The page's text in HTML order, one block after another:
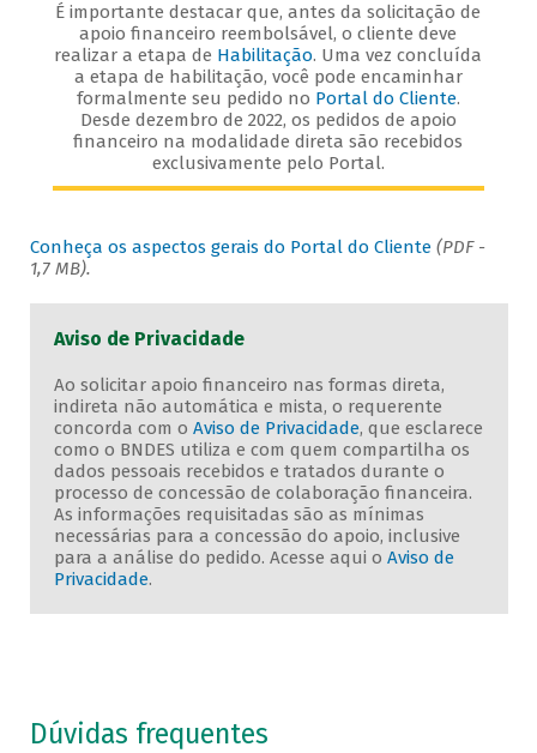
É importante destacar que, antes da solicitação de
apoio financeiro reembolsável, o cliente deve
realizar a etapa de Habilitação. Uma vez concluída
a etapa de habilitação, você pode encaminhar
formalmente seu pedido no Portal do Cliente.
Desde dezembro de 2022, os pedidos de apoio
financeiro na modalidade direta são recebidos
exclusivamente pelo Portal.
Conheça os aspectos gerais do Portal do Cliente (PDF -
1,7 MB).
Aviso de Privacidade
Ao solicitar apoio financeiro nas formas direta,
indireta não automática e mista, o requerente
concorda com o Aviso de Privacidade, que esclarece
como o BNDES utiliza e com quem compartilha os
dados pessoais recebidos e tratados durante o
processo de concessão de colaboração financeira.
As informações requisitadas são as mínimas
necessárias para a concessão do apoio, inclusive
para a análise do pedido. Acesse aqui o Aviso de
Privacidade.
Dúvidas frequentes